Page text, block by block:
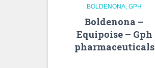
BOLDENONA GPH
Boldenona –
Equipoise – Gph
pharmaceuticals